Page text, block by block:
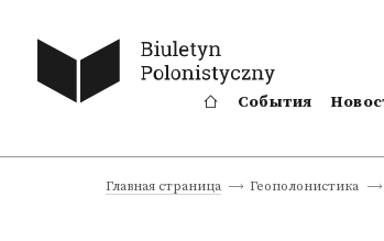
События
Главная страница Геополонистика